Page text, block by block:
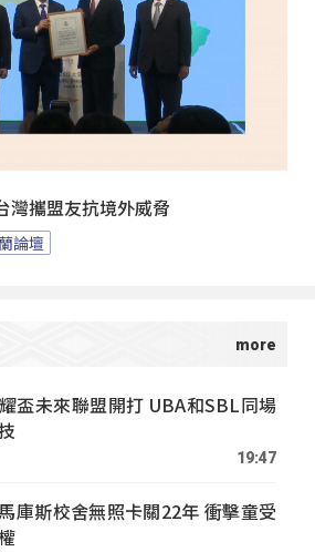
灣攜盟友抗境外威脅
論壇
盃未來聯盟開打 UBA和SBL同場
19:47
庫斯校舍無照卡關22年 衝擊童受